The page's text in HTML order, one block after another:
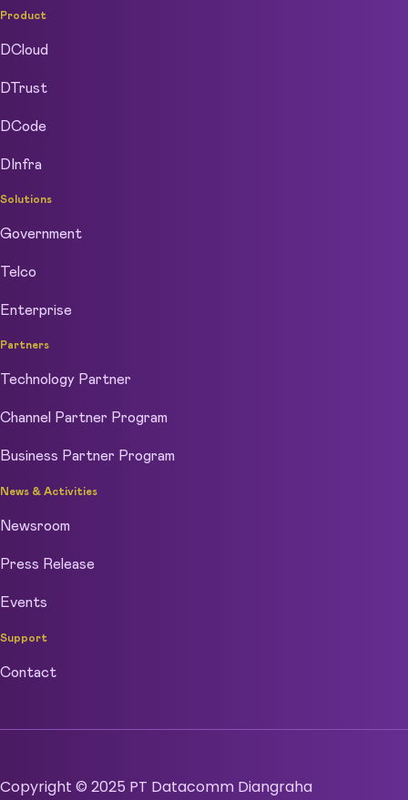
Product
DCloud
DTrust
DCode
DInfra
Solutions
Government
Telco
Enterprise
Partners
Technology Partner
Channel Partner Program
Business Partner Program
News & Activities
Newsroom
Press Release
Events
Support
Contact
Copyright © 2025 PT Datacomm Diangraha